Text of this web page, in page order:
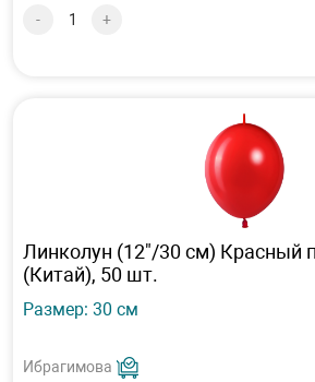
- +
Линколун (12"/30 см) Красный
(Китай), 50 шт.
Размер: 30 см
Ибрагимова